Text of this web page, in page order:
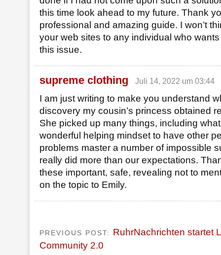
this time look ahead to my future. Thank
professional and amazing guide. I won’t
your web sites to any individual who
this issue.
supreme clothing Juli 14, 2022 um 03:44
I am just writing to make you understand
discovery my cousin’s princess obtained
She picked up many things, including
wonderful helping mindset to have other
problems master a number of impossible
really did more than our expectations.
these important, safe, revealing not to
on the topic to Emily.
PREVIOUS POST: RuhrNachrichten startet
Community 2.0